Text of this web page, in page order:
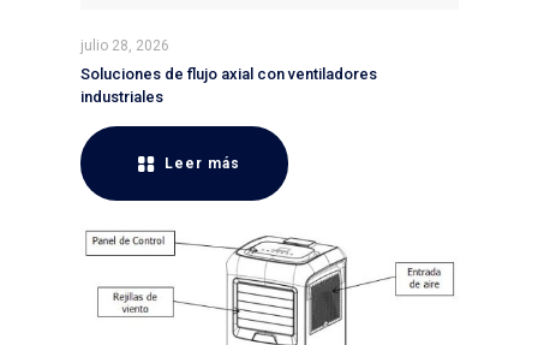
julio 28, 2026
Soluciones de flujo axial con ventiladores
industriales
Leer más